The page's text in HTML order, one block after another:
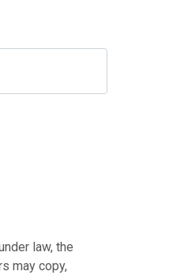
law, the
may copy,